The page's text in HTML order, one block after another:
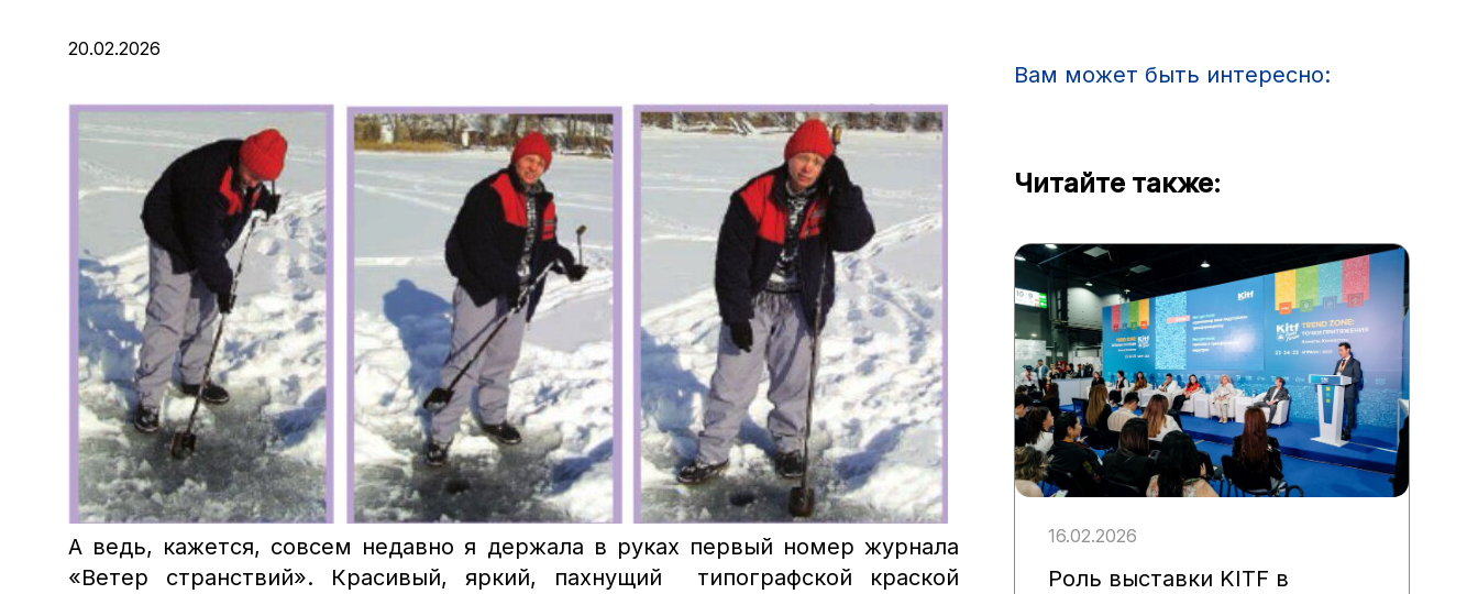
20.02.2026
А ведь, кажется, совсем недавно я держала в руках первый номер журнала
«Ветер странствий». Красивый, яркий, пахнущий типографской краской
Вам может быть интересно:
Читайте также:
16.02.2026
Роль выставки KITF в